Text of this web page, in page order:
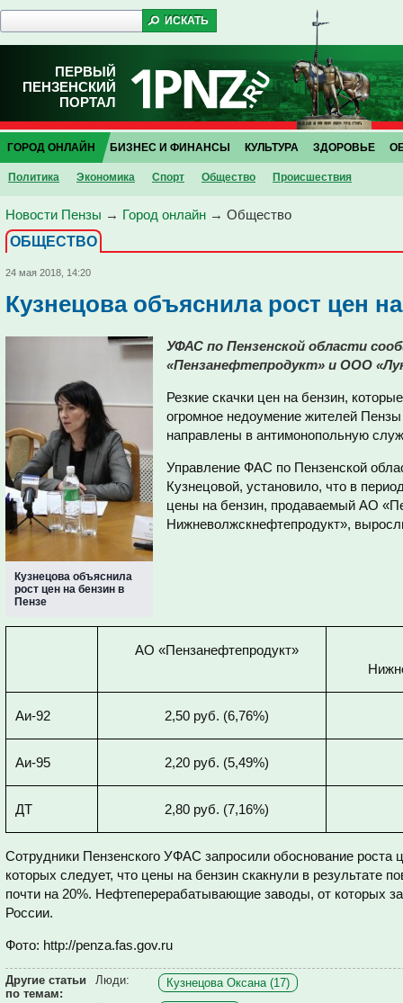
ПЕРВЫЙ
ПЕНЗЕНСКИЙ
ПОРТАЛ
ГОРОД ОНЛАЙН
Политика Экономика Спорт Общество Проиcшествия
БИЗНЕС И ФИНАНСЫ КУЛЬТУРА ЗДОРОВЬЕ
Новости Пензы → Город онлайн → Общество
ОБЩЕСТВО
24 мая 2018, 14:20
Кузнецова объяснила рост цен
Кузнецова объяснила
рост цен на бензин в
Пензе
УФАС по Пензенской области
«Пензанефтепродукт» и ООО
Резкие скачки цен на бензин,
огромное недоумение жителей
направлены в антимонопольную
Управление ФАС по Пензенской
Кузнецовой, установило, что в
цены на бензин, продаваемый АО
Нижневолжскнефтепродукт»,
АО «Пензанефтепродукт»
Аи-92 2,50 руб. (6,76%)
Аи-95 2,20 руб. (5,49%)
ДТ 2,80 руб. (7,16%)
Сотрудники Пензенского УФАС запросили обоснование роста
которых следует, что цены на бензин скакнули в результате
почти на 20%. Нефтеперерабатывающие заводы, от которых
России.
Фото: http://penza.fas.gov.ru
Другие статьи
по темам:
Люди:
Кузнецова Оксана (17)